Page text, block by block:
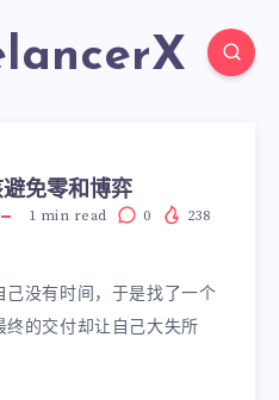
免零和博弈
1 min read 0 238
没有时间，于是找了一个
的交付却让自己大失所